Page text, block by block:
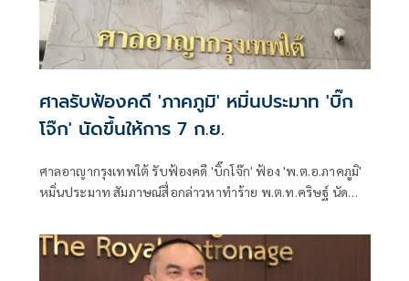
ศาลรับฟ้องคดี 'ภาคภูมิ' หมิ่นประมาท 'บิ๊ก
โจ๊ก' นัดขึ้นให้การ 7 ก.ย.
ศาลอาญากรุงเทพใต้ รับฟ้องคดี 'บิ๊กโจ๊ก' ฟ้อง 'พ.ต.อ.ภาคภูมิ'
หมิ่นประมาท สัมภาษณ์สื่อกล่าวหาทำร้าย พ.ต.ท.คริษฐ์ นัด